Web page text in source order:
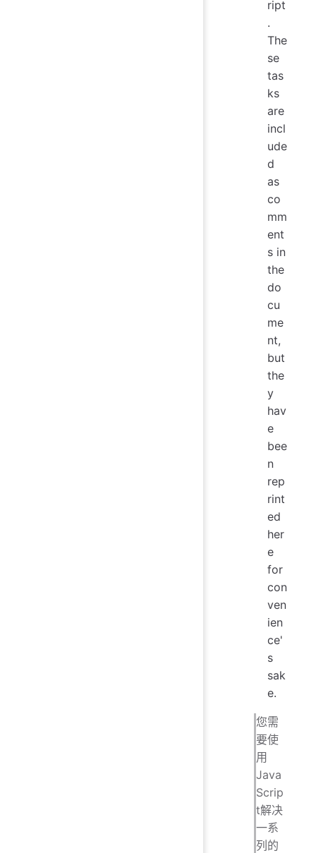
ript
.
The
se
tas
ks
are
incl
ude
d
as
co
mm
ent
s in
the
do
cu
me
nt,
but
the
y
hav
e
bee
n
rep
rint
ed
her
e
for
con
ven
ien
ce'
s
sak
e.
您需
要使
用
Java
Scrip
t解决
一系
列的